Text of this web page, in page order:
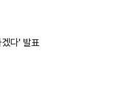
다' 발표